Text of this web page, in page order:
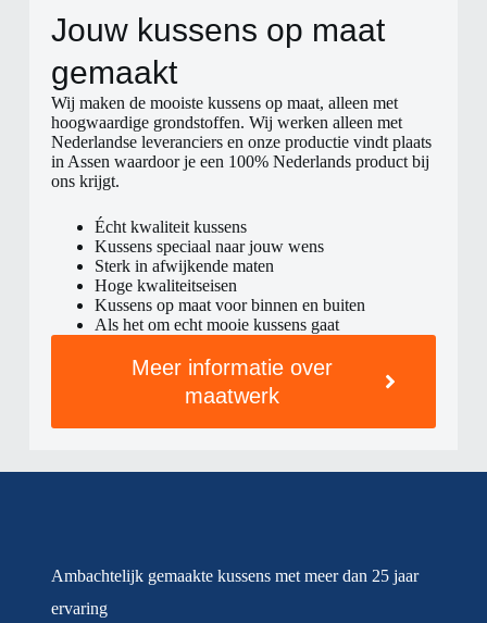
Jouw kussens op maat
gemaakt​
Wij maken de mooiste kussens op maat, alleen met
hoogwaardige grondstoffen. Wij werken alleen met
Nederlandse leveranciers en onze productie vindt plaats
in Assen waardoor je een 100% Nederlands product bij
ons krijgt.
Écht kwaliteit kussens
Kussens speciaal naar jouw wens
Sterk in afwijkende maten
Hoge kwaliteitseisen
Kussens op maat voor binnen en buiten
Als het om echt mooie kussens gaat
Meer informatie over
maatwerk
Ambachtelijk gemaakte kussens met meer dan 25 jaar
ervaring